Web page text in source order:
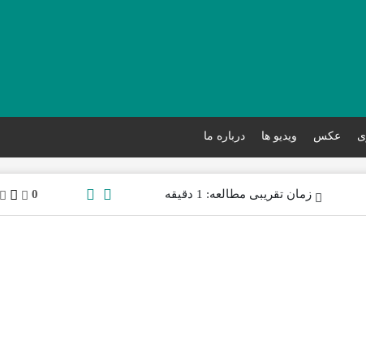
عکس ویدیو ها درباره ما
زمان تقریبی مطالعه: 1 دقیقه 0